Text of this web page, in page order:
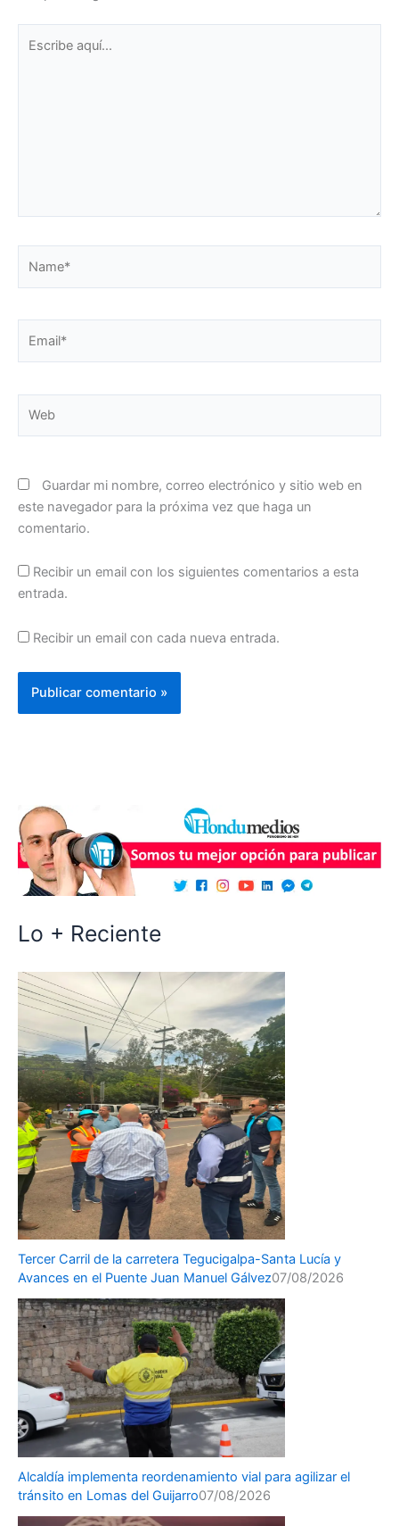
aquí...
Guardar mi nombre, correo electrónico y sitio web en
este navegador para la próxima vez que haga un
comentario.
Recibir un email con los siguientes comentarios a esta
entrada.
Recibir un email con cada nueva entrada.
Lo + Reciente
Tercer Carril de la carretera Tegucigalpa-Santa Lucía y
Avances en el Puente Juan Manuel Gálvez07/08/2026
Alcaldía implementa reordenamiento vial para agilizar el
tránsito en Lomas del Guijarro07/08/2026